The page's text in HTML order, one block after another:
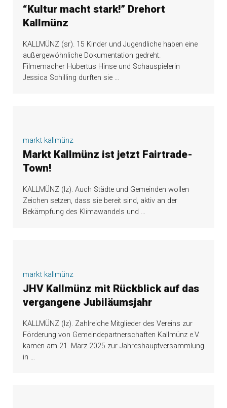
“Kultur macht stark!” Drehort
Kallmünz
KALLMÜNZ (sr). 15 Kinder und Jugendliche haben eine
außergewöhnliche Dokumentation gedreht.
Filmemacher Hubertus Hinse und Schauspielerin
Jessica Schilling durften sie …
markt kallmünz
Markt Kallmünz ist jetzt Fairtrade-
Town!
KALLMÜNZ (lz). Auch Städte und Gemeinden wollen
Zeichen setzen, dass sie bereit sind, aktiv an der
Bekämpfung des Klimawandels und …
markt kallmünz
JHV Kallmünz mit Rückblick auf das
vergangene Jubiläumsjahr
KALLMÜNZ (lz). Zahlreiche Mitglieder des Vereins zur
Förderung von Gemeindepartnerschaften Kallmünz e.V.
kamen am 21. März 2025 zur Jahreshauptversammlung
in …